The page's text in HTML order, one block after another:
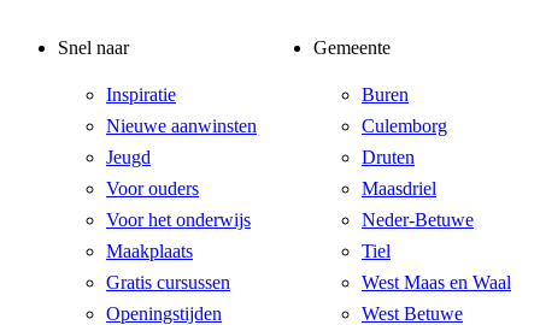
Snel naar
Inspiratie
Nieuwe aanwinsten
Jeugd
Voor ouders
Voor het onderwijs
Maakplaats
Gratis cursussen
Openingstijden
Gemeente
Buren
Culemborg
Druten
Maasdriel
Neder-Betuwe
Tiel
West Maas en Waal
West Betuwe